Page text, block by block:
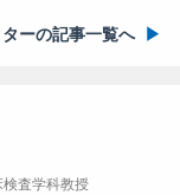
ーの記事一覧へ
査学科教授